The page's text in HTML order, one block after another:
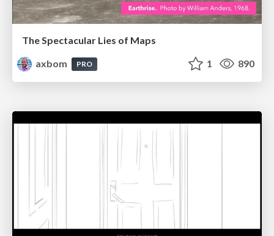
The Spectacular Lies of Maps
axbom
PRO 1 890